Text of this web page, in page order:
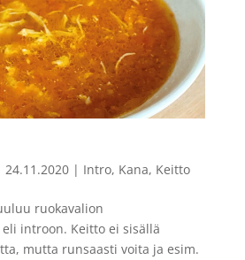
24.11.2020| Intro, Kana, Keitto
ruokavalion
introon. Keitto ei sisällä
mutta runsaasti voita ja esim.